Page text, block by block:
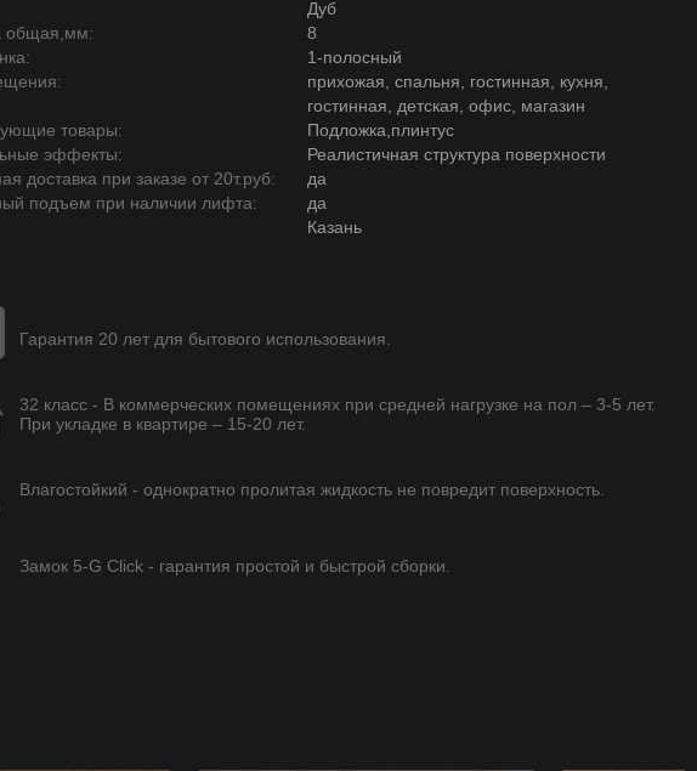
Дуб
общая,мм:
8
1-полосный
прихожая, спальня, гостинная, кухня,
гостинная, детская, офис, магазин
товары:
Подложка,плинтус
эффекты:
Реалистичная структура поверхности
доставка при заказе от 20т.руб:
да
подъем при наличии лифта:
да
Казань
Гарантия 20 лет для бытового использования.
32 класс - В коммерческих помещениях при средней нагрузке на пол – 3-5 лет.
При укладке в квартире – 15-20 лет.
Влагостойкий - однократно пролитая жидкость не повредит поверхность.
Замок 5-G Click - гарантия простой и быстрой сборки.